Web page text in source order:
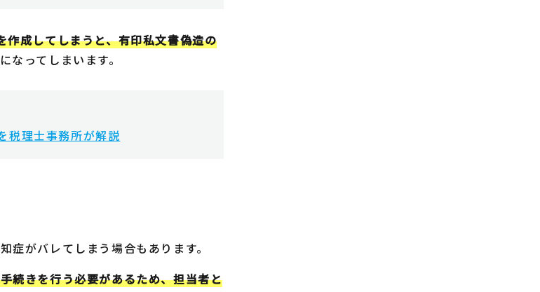
成してしまうと、有印私文書偽造の
なってしまいます。
税理士事務所が解説
がバレてしまう場合もあります。
続きを行う必要があるため、担当者と